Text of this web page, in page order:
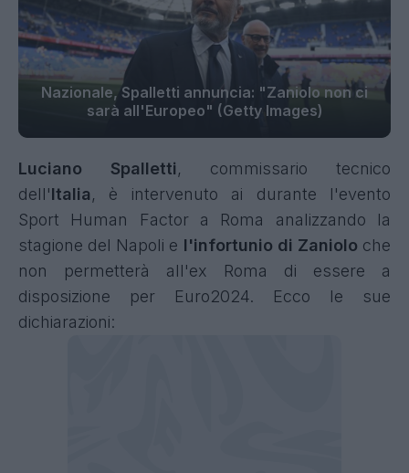
Nazionale, Spalletti annuncia: "Zaniolo non ci
sarà all'Europeo" (Getty Images)
Luciano Spalletti, commissario tecnico
dell'Italia, è intervenuto ai durante l'evento
Sport Human Factor a Roma analizzando la
stagione del Napoli e l'infortunio di Zaniolo che
non permetterà all'ex Roma di essere a
disposizione per Euro2024. Ecco le sue
dichiarazioni: